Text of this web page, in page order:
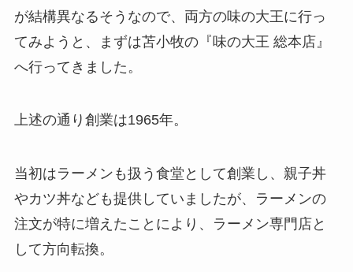
が結構異なるそうなので、両方の味の大王に行っ
てみようと、まずは苫小牧の『味の大王 総本店』
へ行ってきました。
上述の通り創業は1965年。
当初はラーメンも扱う食堂として創業し、親子丼
やカツ丼なども提供していましたが、ラーメンの
注文が特に増えたことにより、ラーメン専門店と
して方向転換。